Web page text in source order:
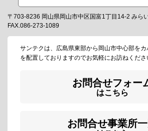
〒703-8236 岡山県岡山市中区国富1丁目14-2 みら
FAX.086-273-1089
サンテクは、広島県東部から岡山市中心部を
を配置しておりますのでお気軽にお訪ねくださ
お問合せフォー
はこちら
お問合せ事業所